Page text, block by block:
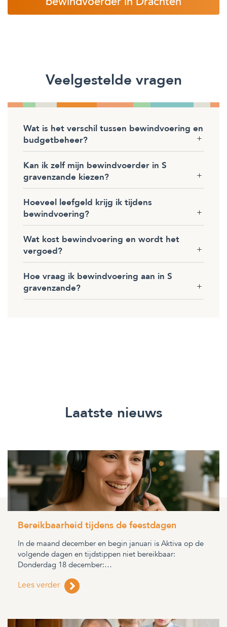
Veelgestelde vragen
Wat is het verschil tussen bewindvoering en
budgetbeheer?
Kan ik zelf mijn bewindvoerder in S
gravenzande kiezen?
Hoeveel leefgeld krijg ik tijdens
bewindvoering?
Wat kost bewindvoering en wordt het
vergoed?
Hoe vraag ik bewindvoering aan in S
gravenzande?
Laatste nieuws
Bereikbaarheid tijdens de feestdagen
In de maand december en begin januari is Aktiva op de
volgende dagen en tijdstippen niet bereikbaar:
Donderdag 18 december:…
Lees verder